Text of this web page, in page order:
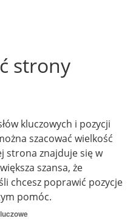
strony
kluczowych i pozycji
szacować wielkość
strona znajduje się w
szansa, że
chcesz poprawić pozycje
pomóc.